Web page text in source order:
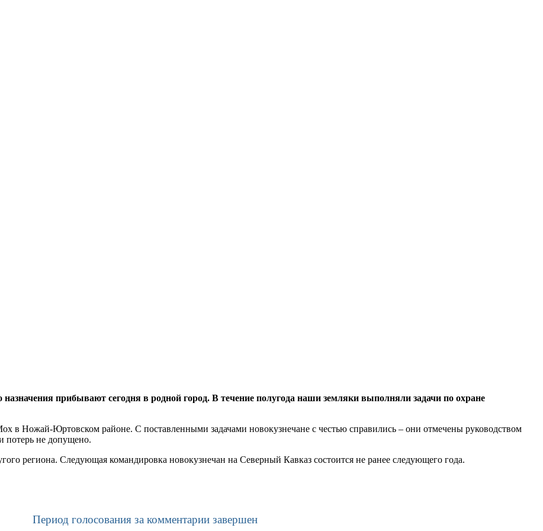
прибывают сегодня в родной город. В течение полугода наши земляки выполняли задачи по охране
в Ножай-Юртовском районе. С поставленными задачами новокузнечане с честью справились – они отмечены руководством
потерь не допущено.
региона. Следующая командировка новокузнечан на Северный Кавказ состоится не ранее следующего года.
Период голосования за комментарии завершен